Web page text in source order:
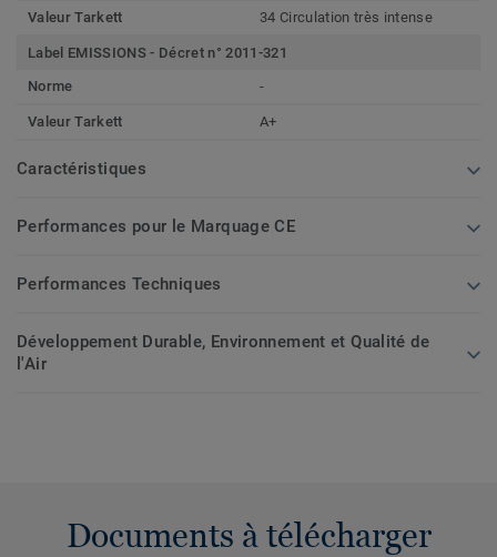
Valeur Tarkett 34 Circulation très intense
Label EMISSIONS - Décret n° 2011-321
Norme
-
Valeur Tarkett A+
Caractéristiques
Performances pour le Marquage CE
Performances Techniques
Développement Durable, Environnement et Qualité de
l'Air
Documents à télécharger